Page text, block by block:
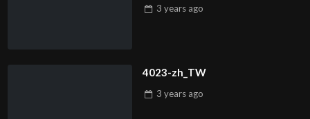
3 years ago
4023-zh_TW
3 years ago